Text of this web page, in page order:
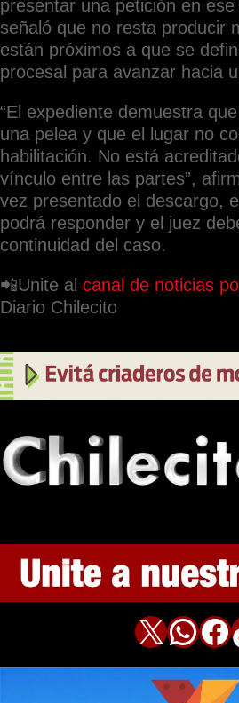
presentar una petición en
señaló que no resta producir
están próximos a que se
procesal para avanzar hacia
“El expediente demuestra
una pelea y que el lugar no
habilitación. No está
vínculo entre las partes”,
vez presentado el descargo,
podrá responder y el juez
continuidad del caso.
📲Unite al canal de noticias
Diario Chilecito
X WhatsApp Facebook